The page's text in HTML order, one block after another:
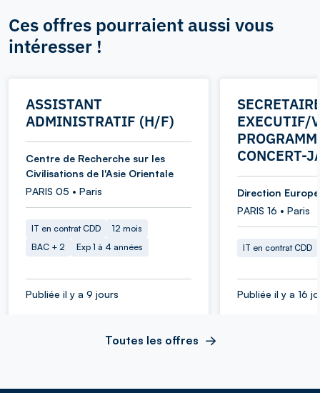
Ces offres pourraient aussi vous
intéresser !
ASSISTANT
ADMINISTRATIF (H/F)
Centre de Recherche sur les
Civilisations de l'Asie Orientale
PARIS 05 • Paris
IT en contrat CDD
12 mois
BAC + 2
Exp 1 à 4 années
Publiée il y a 9 jours
EXECUTIF/
CONCERT-
Direction
PARIS 16 • Paris
IT en contrat CDD
Publiée il y a 16
Toutes les offres